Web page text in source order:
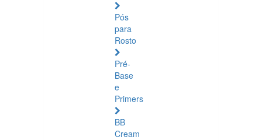
Pós
para
Rosto
Pré-
Base
e
Primers
BB
Cream